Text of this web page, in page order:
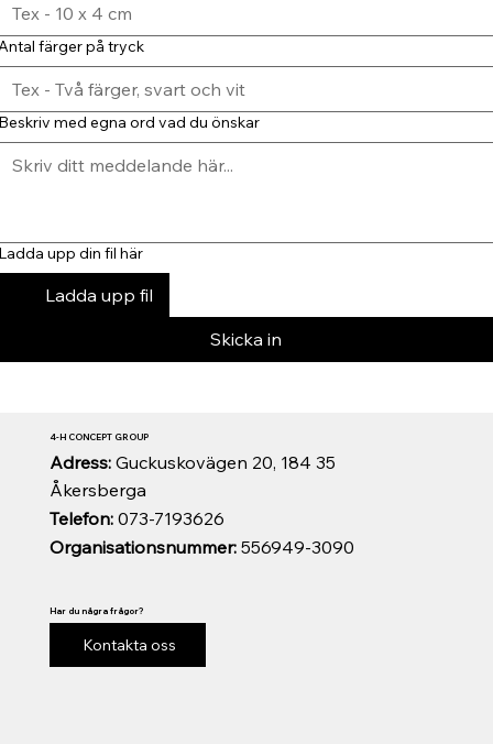
färger på tryck
med egna ord vad du önskar
upp din fil här
Ladda upp fil
Skicka in
Organisationsnummer:556949-3090
Telefon:073-7193626
Adress: Guckuskovägen 20, 184 35
Åkersberga
4-H CONCEPT GROUP
Har du några frågor?
Kontakta oss